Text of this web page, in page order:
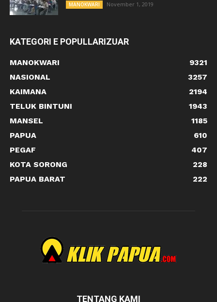
MANOKWARI November 1, 2019
KATEGORI E POPULLARIZUAR
MANOKWARI
9321
NASIONAL
3257
KAIMANA
2194
TELUK BINTUNI
1943
MANSEL
1185
PAPUA
610
PEGAF
407
KOTA SORONG
228
PAPUA BARAT
222
TENTANG KAMI